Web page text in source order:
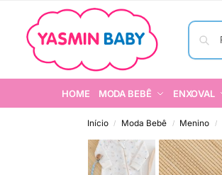
HOME MODA BEBÊ ENXOVAL
Início / Moda Bebê / Menino /